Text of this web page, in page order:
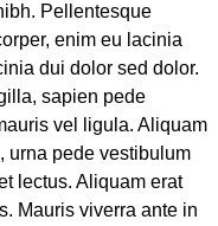
Pellentesque
enim eu lacinia
dui dolor sed dolor.
sapien pede
vel ligula. Aliquam
urna pede vestibulum
lectus. Aliquam erat
Mauris viverra ante in